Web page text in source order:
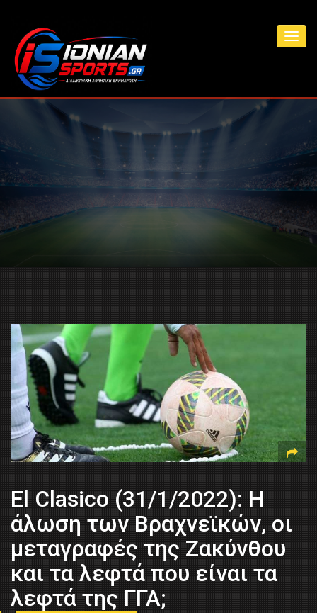
El Clasico (31/1/2022): Η
άλωση των Βραχνεϊκών, οι
μεταγραφές της Ζακύνθου
και τα λεφτά που είναι τα
λεφτά της ΓΓΑ;